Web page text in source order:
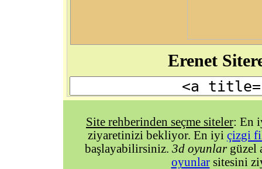
Erenet
Site rehberinden seçme siteler: En
ziyaretinizi bekliyor. En iyi çizgi
başlayabilirsiniz. 3d oyunlargüzel
oyunlarsitesini